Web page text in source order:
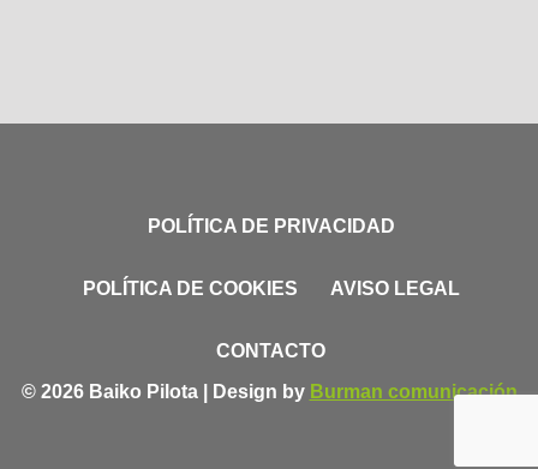
POLÍTICA DE PRIVACIDAD
POLÍTICA DE COOKIES AVISO LEGAL
CONTACTO
© 2026 Baiko Pilota | Design by Burman comunicación